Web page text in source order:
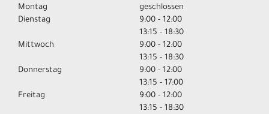
Montag
geschlossen
Dienstag
9:00 - 12:00
13:15 - 18:30
Mittwoch
9:00 - 12:00
13:15 - 18:30
Donnerstag
9:00 - 12:00
13:15 - 17:00
Freitag
9:00 - 12:00
13:15 - 18:30